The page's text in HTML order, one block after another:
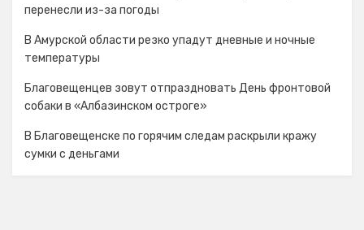
перенесли из-за погоды
В Амурской области резко упадут дневные и ночные
температуры
Благовещенцев зовут отпраздновать День фронтовой
собаки в «Албазинском остроге»
В Благовещенске по горячим следам раскрыли кражу
сумки с деньгами